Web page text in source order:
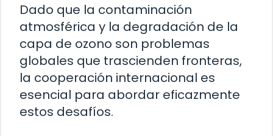
Dado que la contaminación
atmosférica y la degradación de la
capa de ozono son problemas
globales que trascienden fronteras,
la cooperación internacional es
esencial para abordar eficazmente
estos desafíos.